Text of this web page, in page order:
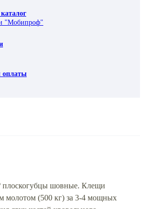
"Мобипроф"
оплаты
плоскогубцы шовные. Клещи
молотом (500 кг) за 3-4 мощных